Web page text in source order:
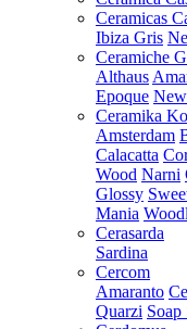
Ceramicas
Ibiza Gris
Ceramiche
Althaus
Epoque
Ceramika
Amsterdam
Calacatta
Wood Narni
Glossy
Mania
Cerasarda
Sardina
Cercom
Amaranto
Quarzi Soap